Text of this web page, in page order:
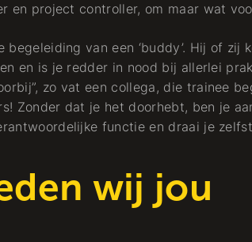
en project controller, om maar wat
begeleiding van een ‘buddy’. Hij of zij
en is je redder in nood bij allerlei
zo vat een collega, die trainee
Zonder dat je het doorhebt, ben je
functie en draai je
wij jou